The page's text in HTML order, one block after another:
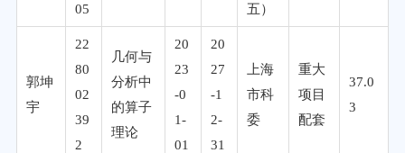
05
五）
郭坤
宇
22
80
02
39
2
几何与
分析中
的算子
理论
20
23
-0
1-
01
20
27
-1
2-
31
上海
市科
委
重大
项目
配套
37.0
3